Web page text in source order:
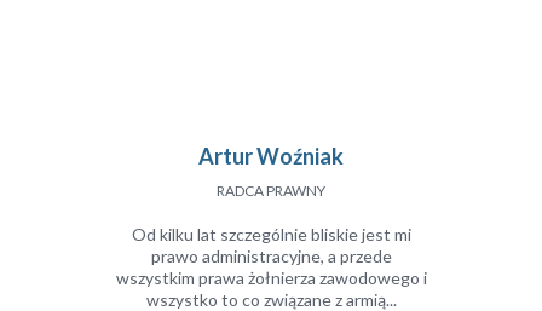
Artur Woźniak
RADCA PRAWNY
Od kilku lat szczególnie bliskie jest mi
prawo administracyjne, a przede
wszystkim prawa żołnierza zawodowego i
wszystko to co związane z armią...